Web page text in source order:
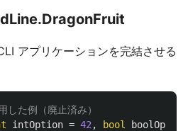
アプリケーションを完結させる
た例（廃止済み）
intOption = 42 , bool
boolOption